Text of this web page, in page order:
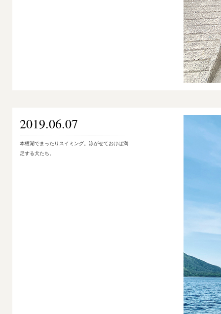
2019.06.07
本栖湖でまったりスイミング。泳がせておけば満
足する犬たち。